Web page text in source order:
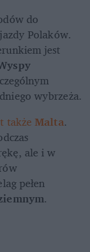
do
Polaków.
wybrzeża.
także Malta.
ale i w
pełen
.